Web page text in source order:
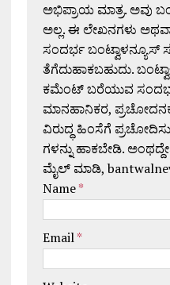
ಅಭಿಪ್ರಾಯ ಮಾತ್ರ. ಅವು
ಅಲ್ಲ. ಈ ಲೇಖನಗಳು
ಸಂದರ್ಭ ಬಂಟ್ವಾಳನ್ಯೂಸ್
ತೆಗೆದುಹಾಕಬಹುದು.
ಕಮೆಂಟ್ ಬರೆಯುವ
ಮಾನಹಾನಿಕರ,
ವಿರುದ್ಧ ಹಿಂಸೆಗೆ
ಗಳನ್ನು ಹಾಕಬೇಡಿ.
ಮೈಲ್ ಮಾಡಿ,
Name*
Email*